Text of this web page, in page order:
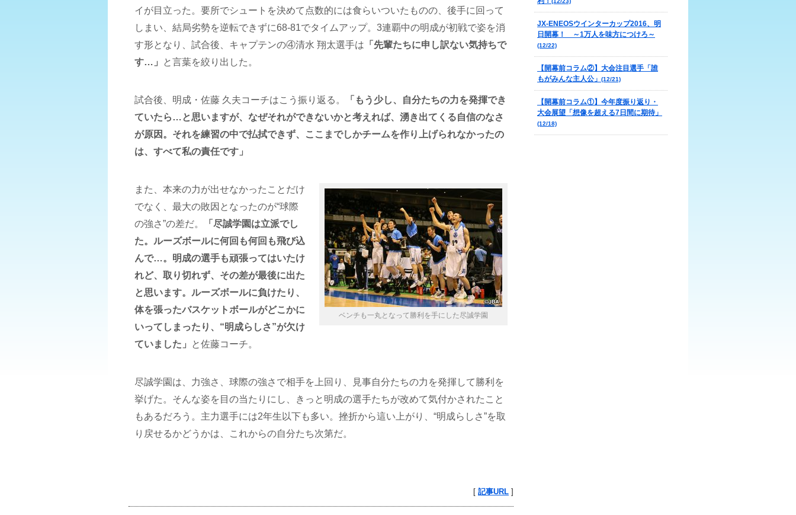
イが目立った。要所でシュートを決めて点数的には食らいついたものの、後手に回って
しまい、結局劣勢を逆転できずに68‐81でタイムアップ。3連覇中の明成が初戦で姿を消
す形となり、試合後、キャプテンの④清水 翔太選手は 「先輩たちに申し訳ない気持ちで
す…」
と言葉を絞り出した。
試合後、明成・佐藤 久夫コーチはこう振り返る。
「もう少し、自分たちの力を発揮でき
ていたら…と思いますが、なぜそれができないかと考えれば、湧き出てくる自信のなさ
が原因。それを練習の中で払拭できず、ここまでしかチームを作り上げられなかったの
は、すべて私の責任です」
ベンチも一丸となって勝利を手にした尽誠学園
また、本来の力が出せなかったことだけ
でなく、最大の敗因となったのが“球際
の強さ”の差だ。
「尽誠学園は立派でし
た。ルーズボールに何回も何回も飛び込
んで…。明成の選手も頑張ってはいたけ
れど、取り切れず、その差が最後に出た
と思います。ルーズボールに負けたり、
体を張ったバスケットボールがどこかに
いってしまったり、“明成らしさ”が欠け
ていました」
と佐藤コーチ。
尽誠学園は、力強さ、球際の強さで相手を上回り、見事自分たちの力を発揮して勝利を
挙げた。そんな姿を目の当たりにし、きっと明成の選手たちが改めて気付かされたこと
もあるだろう。主力選手には2年生以下も多い。挫折から這い上がり、“明成らしさ”を取
り戻せるかどうかは、これからの自分たち次第だ。
[ 記事URL ]
JX-ENEOSウインターカップ2016、明
日開幕！ ～1万人を味方につけろ～
(12/22)
【開幕前コラム②】大会注目選手「誰
もがみんな主人公」 (12/21)
【開幕前コラム①】今年度振り返り・
大会展望「想像を超える7日間に期待」
(12/18)